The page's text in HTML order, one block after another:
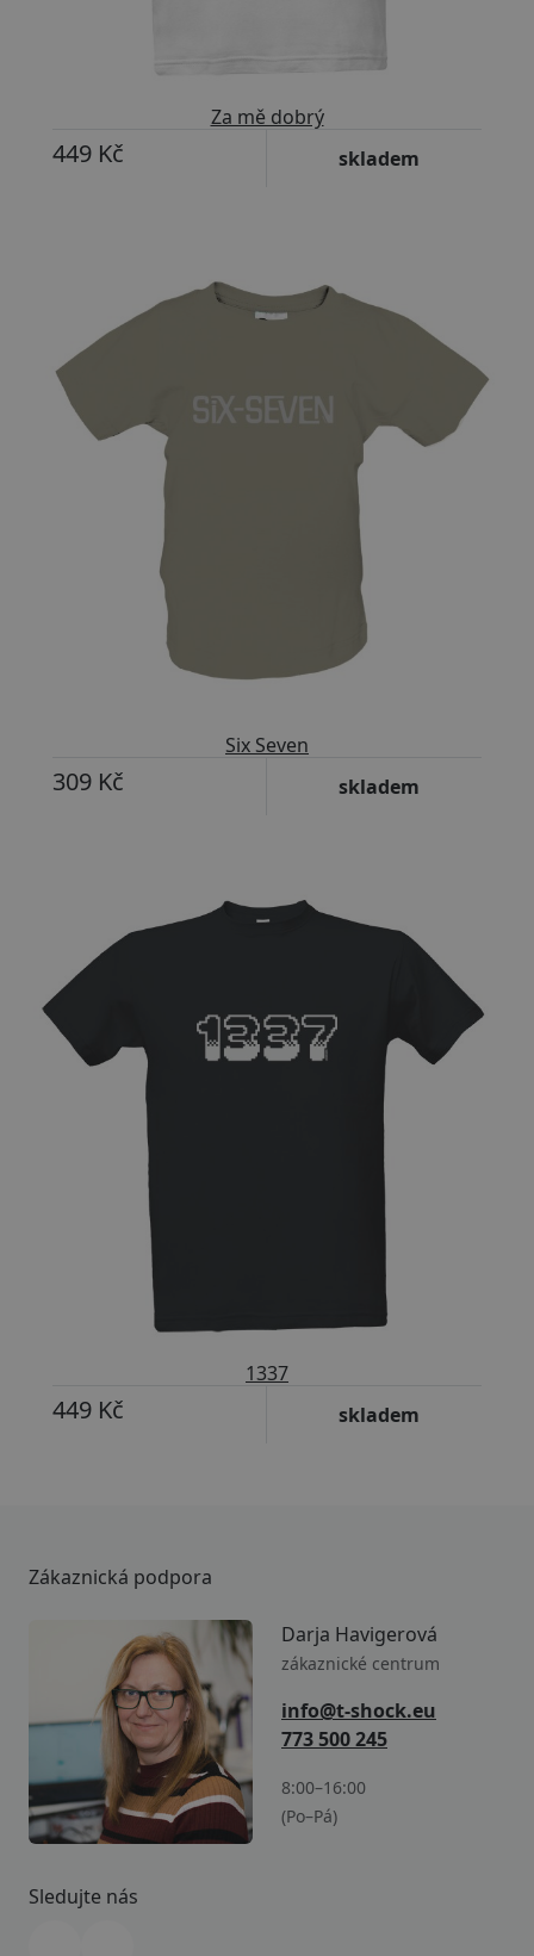
Za mě dobrý
449 Kč skladem
Přizpůsobitelný motiv
Six Seven
309 Kč skladem
Přizpůsobitelný motiv
1337
449 Kč skladem
Zákaznická podpora
Darja Havigerová
zákaznické centrum
info@t-shock.eu
773 500 245
8:00–16:00
(Po–Pá)
Sledujte nás